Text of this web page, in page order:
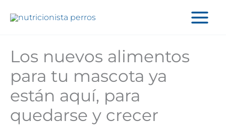
Los nuevos alimentos
para tu mascota ya
están aquí, para
quedarse y crecer